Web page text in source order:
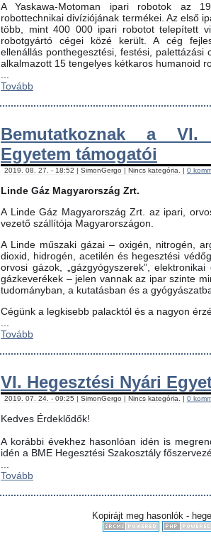
A Yaskawa-Motoman ipari robotok az
robottechnikai divíziójának termékei. Az első
több, mint 400 000 ipari robotot telepített
robotgyártó cégei közé került. A cég
ellenállás ponthegesztési, festési,
alkalmazott 15 tengelyes kétkaros humanoid
Tovább
Bemutatkoznak a VI.
Egyetem támogatói
2019. 08. 27. - 18:52 | SimonGergo | Nincs kategória. | 0
Linde Gáz Magyarország Zrt.
A Linde Gáz Magyarország Zrt. az ipari,
vezető szállítója Magyarországon.
A Linde műszaki gázai – oxigén, nitrogén,
dioxid, hidrogén, acetilén és hegesztési
orvosi gázok, „gázgyógyszerek”,
gázkeverékek – jelen vannak az ipar szinte
tudományban, a kutatásban és a
Cégünk a legkisebb palacktól és a nagyon
Tovább
VI. Hegesztési Nyári
2019. 07. 24. - 09:25 | SimonGergo | Nincs kategória. | 0
Kedves Érdeklődők!
A korábbi évekhez hasonlóan idén is
idén a BME Hegesztési Szakosztály
Tovább
Kopirájt meg hasonlók -